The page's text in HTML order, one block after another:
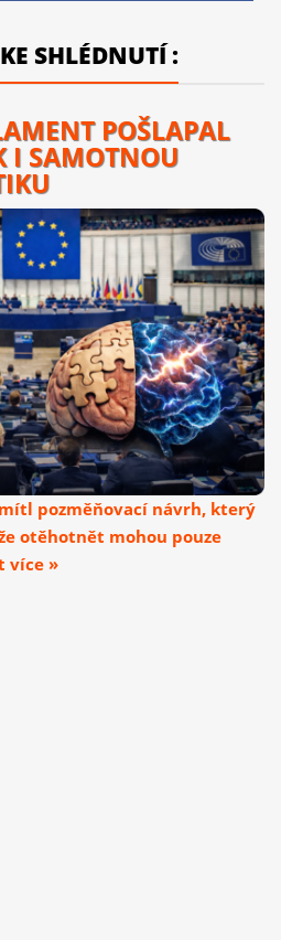
SHLÉDNUTÍ :
POŠLAPAL
I SAMOTNOU
pozměňovací návrh, který
otěhotnět mohou pouze
více »